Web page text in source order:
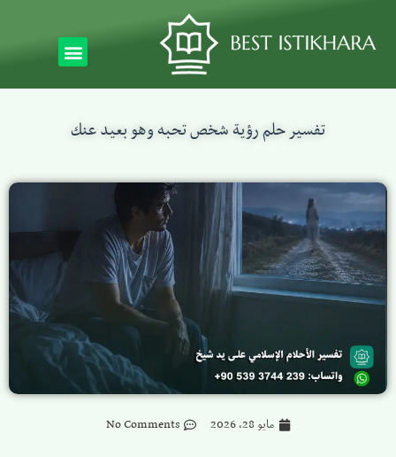
تفسير حلم رؤية شخص تحبه وهو بعيد عنك
مايو 28, 2026 No Comments